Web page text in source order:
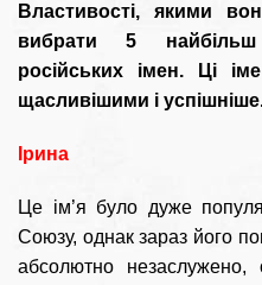
Властивості, якими
вибрати 5 найбільш
російських імен. Ці
щасливішими і
Ірина
Це ім’я було дуже
Союзу, однак зараз його
абсолютно незаслужено,